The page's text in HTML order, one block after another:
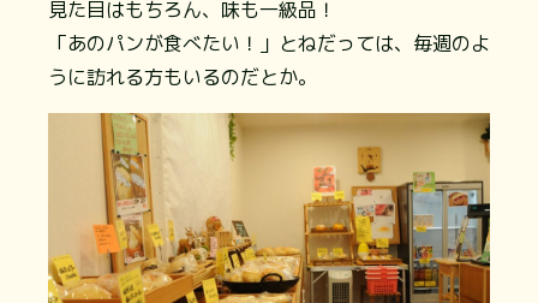
見た目はもちろん、味も一級品！
「あのパンが食べたい！」とねだっては、毎週のよ
うに訪れる方もいるのだとか。